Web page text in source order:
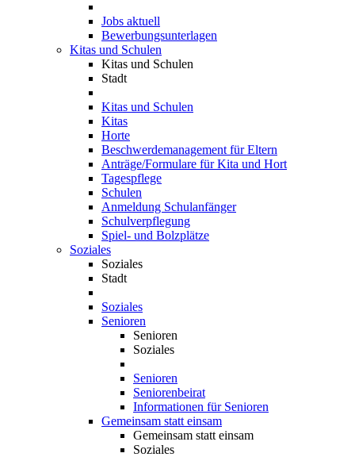
Jobs aktuell
Bewerbungsunterlagen
Kitas und Schulen
Kitas und Schulen
Stadt
Kitas und Schulen
Kitas
Horte
Beschwerdemanagement für Eltern
Anträge/Formulare für Kita und Hort
Tagespflege
Schulen
Anmeldung Schulanfänger
Schulverpflegung
Spiel- und Bolzplätze
Soziales
Soziales
Stadt
Soziales
Senioren
Senioren
Soziales
Senioren
Seniorenbeirat
Informationen für Senioren
Gemeinsam statt einsam
Gemeinsam statt einsam
Soziales